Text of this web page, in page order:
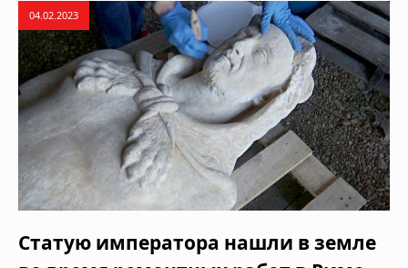
04.02.2023
Статую императора нашли в земле